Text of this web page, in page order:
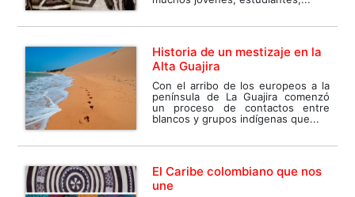
Historia de un mestizaje en la
Alta Guajira
Con el arribo de los europeos a la
península de La Guajira comenzó
un proceso de contactos entre
blancos y grupos indígenas que...
El Caribe colombiano que nos
une